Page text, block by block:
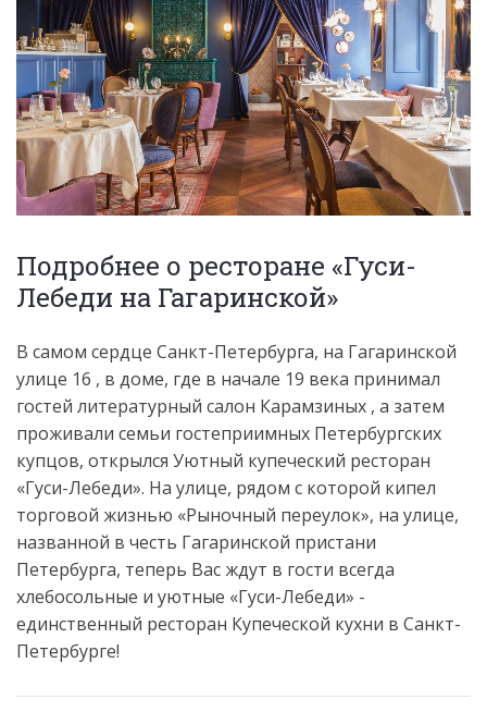
Подробнее о ресторане «Гуси-
Лебеди на Гагаринской»
В самом сердце Санкт-Петербурга, на Гагаринской
улице 16 , в доме, где в начале 19 века принимал
гостей литературный салон Карамзиных , а затем
проживали семьи гостеприимных Петербургских
купцов, открылся Уютный купеческий ресторан
«Гуси-Лебеди». На улице, рядом с которой кипел
торговой жизнью «Рыночный переулок», на улице,
названной в честь Гагаринской пристани
Петербурга, теперь Вас ждут в гости всегда
хлебосольные и уютные «Гуси-Лебеди» -
единственный ресторан Купеческой кухни в Санкт-
Петербурге!